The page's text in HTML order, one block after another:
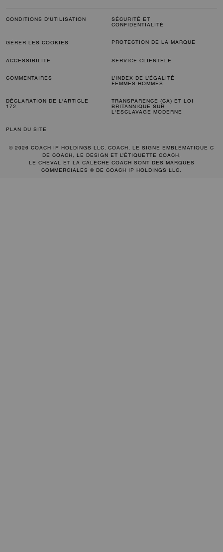
CONDITIONS D'UTILISATION
SÉCURITÉ ET
CONFIDENTIALITÉ
GÉRER LES COOKIES PROTECTION DE LA MARQUE
ACCESSIBILITÉ SERVICE CLIENTÈLE
COMMENTAIRES
L’INDEX DE L’ÉGALITÉ
FEMMES-HOMMES
DÉCLARATION DE L'ARTICLE
172
TRANSPARENCE (CA) ET LOI
BRITANNIQUE SUR
L'ESCLAVAGE MODERNE
PLAN DU SITE
© 2026 COACH IP HOLDINGS LLC. COACH, LE SIGNE EMBLÉMATIQUE C
DE COACH, LE DESIGN ET L’ÉTIQUETTE COACH,
LE CHEVAL ET LA CALÈCHE COACH SONT DES MARQUES
COMMERCIALES ® DE COACH IP HOLDINGS LLC.